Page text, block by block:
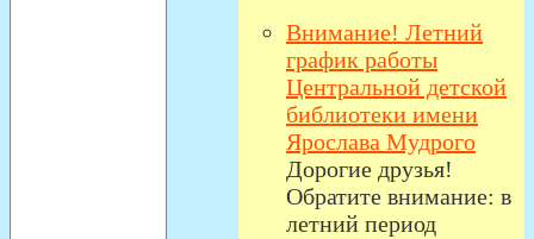
Внимание! Летний
график работы
Центральной детской
библиотеки имени
Ярослава Мудрого
Дорогие друзья!
Обратите внимание: в
летний период